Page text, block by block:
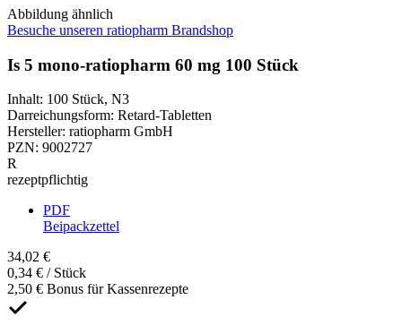
Abbildung ähnlich
Besuche unseren ratiopharm Brandshop
Is 5 mono-ratiopharm 60 mg 100 Stück
Inhalt: 100 Stück, N3
Darreichungsform: Retard-Tabletten
Hersteller: ratiopharm GmbH
PZN: 9002727
R
rezeptpflichtig
PDF
Beipackzettel
34,02 €
0,34 € / Stück
2,50 € Bonus für Kassenrezepte